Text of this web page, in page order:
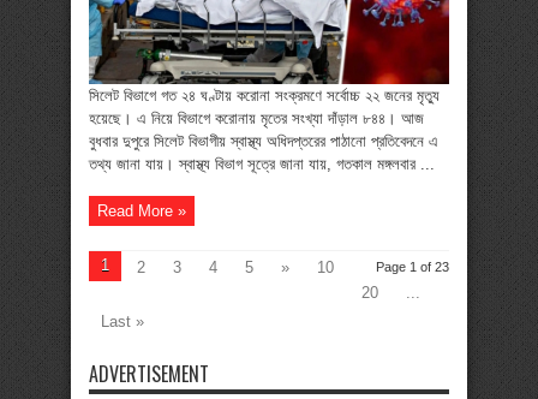
সিলেট বিভাগে গত ২৪ ঘণ্টায় করোনা সংক্রমণে সর্বোচ্চ ২২ জনের মৃত্যু
হয়েছে। এ নিয়ে বিভাগে করোনায় মৃতের সংখ্যা দাঁড়াল ৮৪৪। আজ
বুধবার দুপুরে সিলেট বিভাগীয় স্বাস্থ্য অধিদপ্তরের পাঠানো প্রতিবেদনে এ
তথ্য জানা যায়। স্বাস্থ্য বিভাগ সূত্রে জানা যায়, গতকাল মঙ্গলবার ...
Read More »
Page 1 of 23
1 2 3 4 5 »
10
20
...
Last »
ADVERTISEMENT